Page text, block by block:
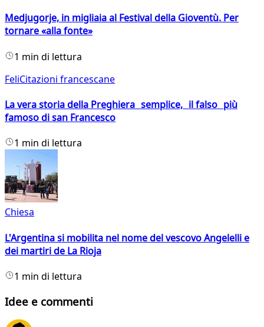
Medjugorje, in migliaia al Festival della Gioventù. Per
tornare «alla fonte»
1 min di lettura
FeliCitazioni francescane
La vera storia della Preghiera semplice, il falso più
famoso di san Francesco
1 min di lettura
Chiesa
L'Argentina si mobilita nel nome del vescovo Angelelli e
dei martiri de La Rioja
1 min di lettura
Idee e commenti